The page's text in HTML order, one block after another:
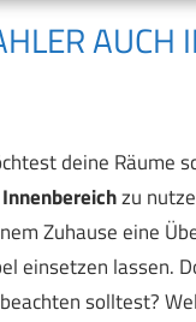
AUCH
deine Räume
zu
Zuhause eine
einsetzen lassen.
solltest?